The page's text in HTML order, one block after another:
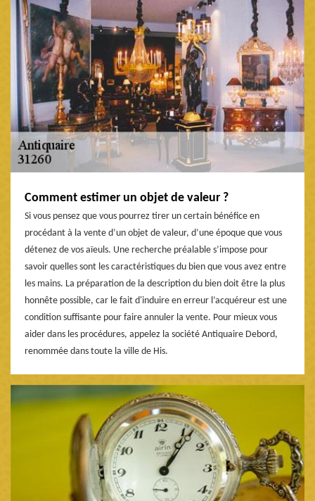
Comment estimer un objet de valeur ?
Si vous pensez que vous pourrez tirer un certain bénéfice en
procédant à la vente d’un objet de valeur, d’une époque que vous
détenez de vos aïeuls. Une recherche préalable s’impose pour
savoir quelles sont les caractéristiques du bien que vous avez entre
les mains. La préparation de la description du bien doit être la plus
honnête possible, car le fait d'induire en erreur l’acquéreur est une
condition suffisante pour faire annuler la vente. Pour mieux vous
aider dans les procédures, appelez la société Antiquaire Debord,
renommée dans toute la ville de His.